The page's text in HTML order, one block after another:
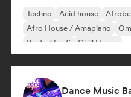
Techno Acid house
Afro House / Amapiano
Beats / Lo-fi
Chill House
Dance Music